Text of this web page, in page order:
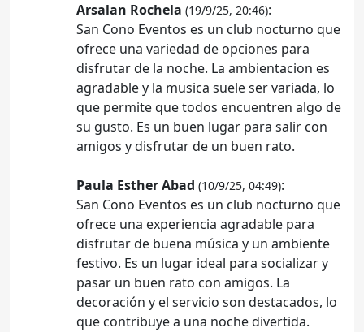
Arsalan Rochela (19/9/25, 20:46):
San Cono Eventos es un club nocturno que
ofrece una variedad de opciones para
disfrutar de la noche. La ambientacion es
agradable y la musica suele ser variada, lo
que permite que todos encuentren algo de
su gusto. Es un buen lugar para salir con
amigos y disfrutar de un buen rato.
Paula Esther Abad (10/9/25, 04:49):
San Cono Eventos es un club nocturno que
ofrece una experiencia agradable para
disfrutar de buena música y un ambiente
festivo. Es un lugar ideal para socializar y
pasar un buen rato con amigos. La
decoración y el servicio son destacados, lo
que contribuye a una noche divertida.